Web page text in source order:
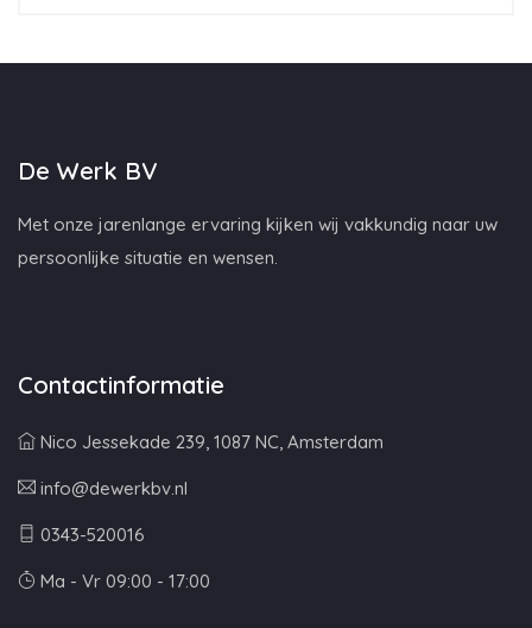
De Werk BV
Met onze jarenlange ervaring kijken wij vakkundig naar uw
persoonlijke situatie en wensen.
Contactinformatie
Nico Jessekade 239, 1087 NC, Amsterdam
info@dewerkbv.nl
0343-520016
Ma - Vr 09:00 - 17:00